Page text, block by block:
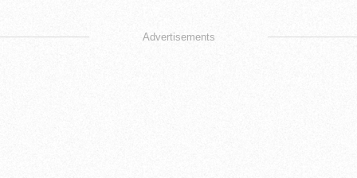
Advertisements